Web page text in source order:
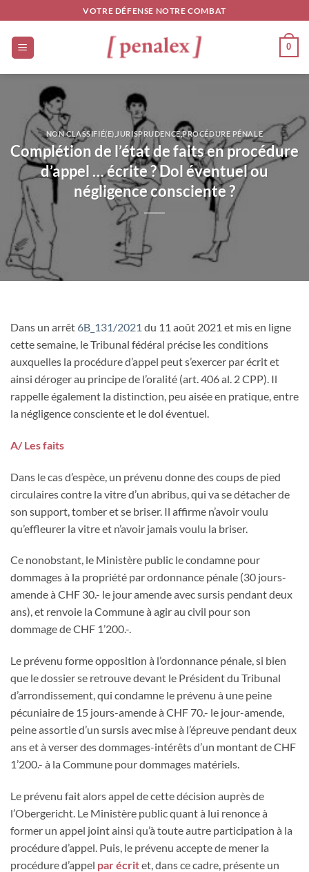
au
contenu
VOTRE DÉFENSE NOTRE COMBAT
0
NON CLASSIFIÉ(E) JURISPRUDENCE,PROCÉDURE PÉNALE
Complétion de l’état de faits en procédure
d’appel … écrite ? Dol éventuel ou
négligence consciente ?
Dans un arrêt 6B_131/2021 du 11 août 2021 et mis en ligne
cette semaine, le Tribunal fédéral précise les conditions
auxquelles la procédure d’appel peut s’exercer par écrit et
ainsi déroger au principe de l’oralité (art. 406 al. 2 CPP). Il
rappelle également la distinction, peu aisée en pratique, entre
la négligence consciente et le dol éventuel.
A/ Les faits
Dans le cas d’espèce, un prévenu donne des coups de pied
circulaires contre la vitre d’un abribus, qui va se détacher de
son support, tomber et se briser. Il affirme n’avoir voulu
qu’effleurer la vitre et n’avoir jamais voulu la briser.
Ce nonobstant, le Ministère public le condamne pour
dommages à la propriété par ordonnance pénale (30 jours-
amende à CHF 30.- le jour amende avec sursis pendant deux
ans), et renvoie la Commune à agir au civil pour son
dommage de CHF 1’200.-.
Le prévenu forme opposition à l’ordonnance pénale, si bien
que le dossier se retrouve devant le Président du Tribunal
d’arrondissement, qui condamne le prévenu à une peine
pécuniaire de 15 jours-amende à CHF 70.- le jour-amende,
peine assortie d’un sursis avec mise à l’épreuve pendant deux
ans et à verser des dommages-intérêts d’un montant de CHF
1’200.- à la Commune pour dommages matériels.
Le prévenu fait alors appel de cette décision auprès de
l’Obergericht. Le Ministère public quant à lui renonce à
former un appel joint ainsi qu’à toute autre participation à la
procédure d’appel. Puis, le prévenu accepte de mener la
procédure d’appel par écritet, dans ce cadre, présente un